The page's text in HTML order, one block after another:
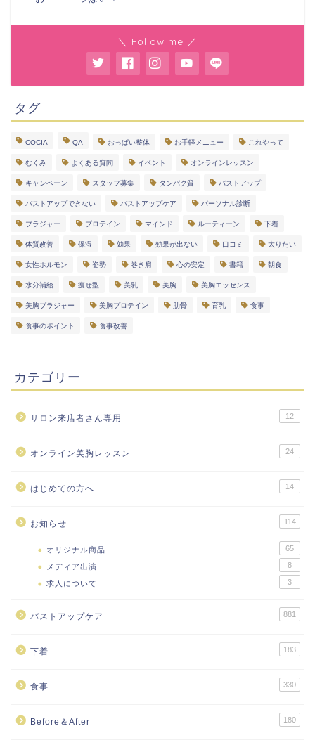
＼ Follow me ／
タグ
COCIA QA おっぱい整体 お手軽メニュー これやって
むくみ よくある質問 イベント オンラインレッスン
キャンペーン スタッフ募集 タンパク質 バストアップ
バストアップできない バストアップケア パーソナル診断
ブラジャー プロテイン マインド ルーティーン 下着
体質改善 保湿 効果 効果が出ない 口コミ 太りたい
女性ホルモン 姿勢 巻き肩 心の安定 書籍 朝食
水分補給 痩せ型 美乳 美胸 美胸エッセンス
美胸ブラジャー 美胸プロテイン 肋骨 育乳 食事
食事のポイント 食事改善
カテゴリー
サロン来店者さん専用 12
オンライン美胸レッスン 24
はじめての方へ 14
お知らせ 114
オリジナル商品 65
メディア出演 8
求人について 3
バストアップケア 881
下着 183
食事 330
Before＆After 180